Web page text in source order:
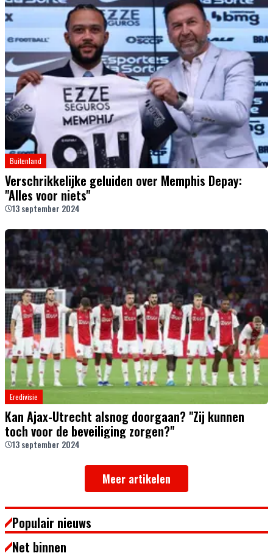
Buitenland
Verschrikkelijke geluiden over Memphis Depay:
"Alles voor niets"
13 september 2024
Eredivisie
Kan Ajax-Utrecht alsnog doorgaan? "Zij kunnen
toch voor de beveiliging zorgen?"
13 september 2024
Meer artikelen
Populair nieuws
Net binnen